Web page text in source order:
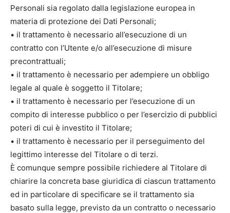
Personali sia regolato dalla legislazione europea in
materia di protezione dei Dati Personali;
• il trattamento è necessario all’esecuzione di un
contratto con l’Utente e/o all’esecuzione di misure
precontrattuali;
• il trattamento è necessario per adempiere un obbligo
legale al quale è soggetto il Titolare;
• il trattamento è necessario per l’esecuzione di un
compito di interesse pubblico o per l’esercizio di pubblici
poteri di cui è investito il Titolare;
• il trattamento è necessario per il perseguimento del
legittimo interesse del Titolare o di terzi.
È comunque sempre possibile richiedere al Titolare di
chiarire la concreta base giuridica di ciascun trattamento
ed in particolare di specificare se il trattamento sia
basato sulla legge, previsto da un contratto o necessario